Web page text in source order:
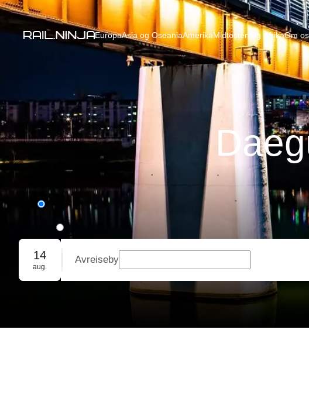
EuropaAsia og OseaniaAmerikaMidtosten og AfrikaOm
Tur/retur
Gruppebooking
14
aug.
Avreiseby